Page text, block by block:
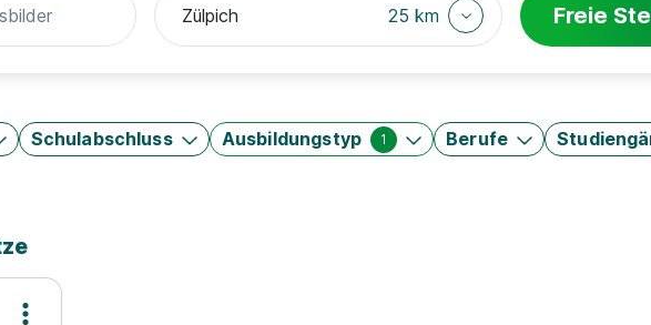
25 km Freie
Schulabschluss Ausbildungstyp 1 Berufe